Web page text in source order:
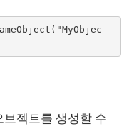
젝트를 생성할 수